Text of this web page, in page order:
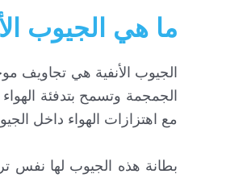
ما هي الجيوب
الجيوب الأنفية هي تجاويف
الجمجمة وتسمح بتدفئة
مع اهتزازات الهواء داخل
بطانة هذه الجيوب لها نفس